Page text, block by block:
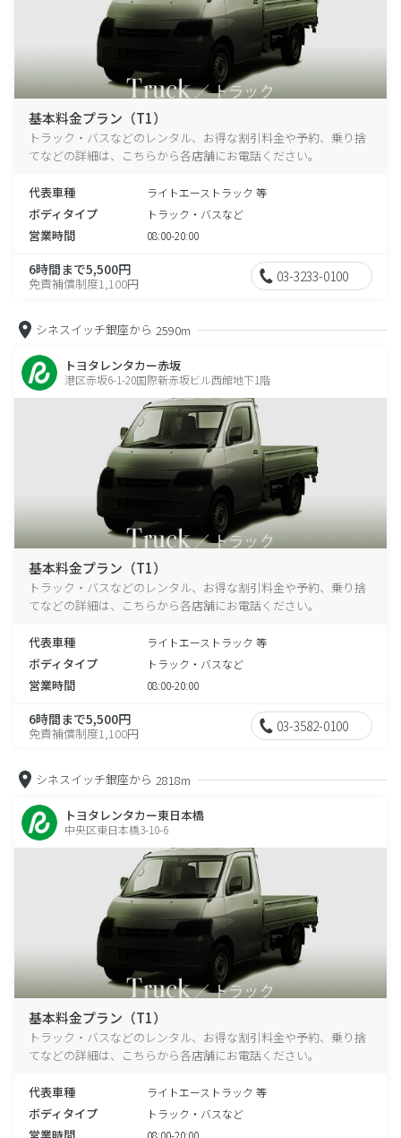
基本料金プラン（T1）
トラック・バスなどのレンタル、お得な割引料金や予約、乗り捨
てなどの詳細は、こちらから各店舗にお電話ください。
代表車種 ライトエーストラック 等
ボディタイプ トラック・バスなど
営業時間 08:00-20:00
6時間まで5,500円
免責補償制度1,100円 03-3233-0100
シネスイッチ銀座から 2590m
トヨタレンタカー赤坂
港区赤坂6-1-20国際新赤坂ビル西館地下1階
基本料金プラン（T1）
トラック・バスなどのレンタル、お得な割引料金や予約、乗り捨
てなどの詳細は、こちらから各店舗にお電話ください。
代表車種 ライトエーストラック 等
ボディタイプ トラック・バスなど
営業時間 08:00-20:00
6時間まで5,500円
免責補償制度1,100円 03-3582-0100
シネスイッチ銀座から 2818m
トヨタレンタカー東日本橋
中央区東日本橋3-10-6
基本料金プラン（T1）
トラック・バスなどのレンタル、お得な割引料金や予約、乗り捨
てなどの詳細は、こちらから各店舗にお電話ください。
代表車種 ライトエーストラック 等
ボディタイプ トラック・バスなど
08:00-20:00